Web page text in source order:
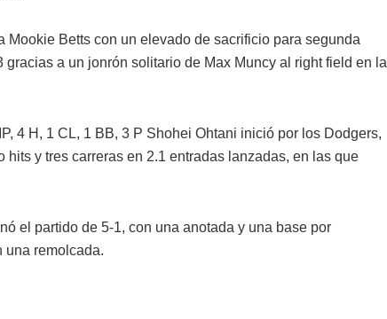
Mookie Betts con un elevado de sacrificio para segunda
a un jonrón solitario de Max Muncy al right field en la
4 H, 1 CL, 1 BB, 3 P Shohei Ohtani inició por los Dodgers,
y tres carreras en 2.1 entradas lanzadas, en las que
el partido de 5-1, con una anotada y una base por
una remolcada.